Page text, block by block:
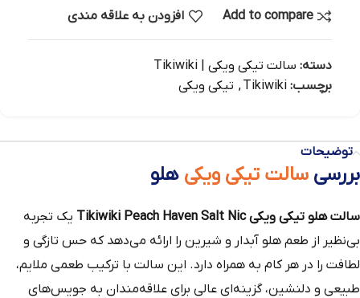
Add to compare افزودن به علاقه مندی
دسته: سالت تیکی ویکی | Tikiwiki
برچسب: Tikiwiki
, تیکی ویکی
توضیحات
بررسی سالت تیکی ویکی هلو
سالت هلو تیکی ویکی Tikiwiki Peach Haven Salt Nic
یک تجربه
بی‌نظیر از طعم هلو آبدار و شیرین را ارائه می‌دهد که حس تازگی و
لطافت را در هر کام به همراه دارد. این سالت با ترکیب طعمی ملایم،
طبیعی و دلنشین، گزینه‌ای عالی برای علاقه‌مندان به جویس‌های